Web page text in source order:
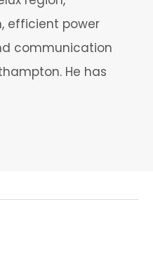
efficient power
communication
He has